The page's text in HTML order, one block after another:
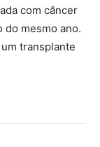
com câncer
do mesmo ano.
transplante